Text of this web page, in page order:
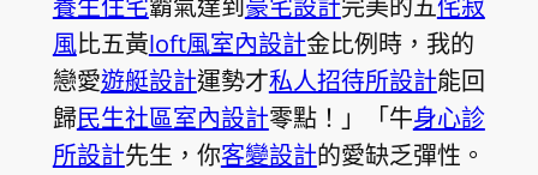
養生住宅霸氣達到豪宅設計完美的五侘寂
風比五黃loft風室內設計金比例時，我的
戀愛遊艇設計運勢才私人招待所設計能回
歸民生社區室內設計零點！」「牛身心診
所設計先生，你客變設計的愛缺乏彈性。